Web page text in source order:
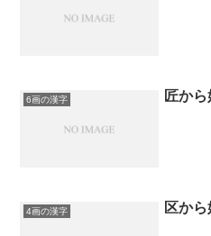
6画の漢字 匠か
4画の漢字 区か